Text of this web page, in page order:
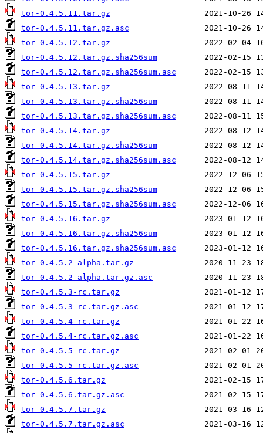
tor-0.4.5.11.tar.gz
tor-0.4.5.11.tar.gz.asc
tor-0.4.5.12.tar.gz
tor-0.4.5.12.tar.gz.sha256sum
tor-0.4.5.12.tar.gz.sha256sum.asc
tor-0.4.5.13.tar.gz
tor-0.4.5.13.tar.gz.sha256sum
tor-0.4.5.13.tar.gz.sha256sum.asc
tor-0.4.5.14.tar.gz
tor-0.4.5.14.tar.gz.sha256sum
tor-0.4.5.14.tar.gz.sha256sum.asc
tor-0.4.5.15.tar.gz
tor-0.4.5.15.tar.gz.sha256sum
tor-0.4.5.15.tar.gz.sha256sum.asc
tor-0.4.5.16.tar.gz
tor-0.4.5.16.tar.gz.sha256sum
tor-0.4.5.16.tar.gz.sha256sum.asc
tor-0.4.5.2-alpha.tar.gz
tor-0.4.5.2-alpha.tar.gz.asc
tor-0.4.5.3-rc.tar.gz
tor-0.4.5.3-rc.tar.gz.asc
tor-0.4.5.4-rc.tar.gz
tor-0.4.5.4-rc.tar.gz.asc
tor-0.4.5.5-rc.tar.gz
tor-0.4.5.5-rc.tar.gz.asc
tor-0.4.5.6.tar.gz
tor-0.4.5.6.tar.gz.asc
tor-0.4.5.7.tar.gz
tor-0.4.5.7.tar.gz.asc